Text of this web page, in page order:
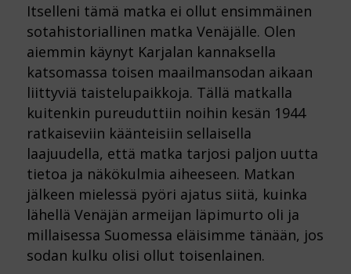
Itselleni tämä matka ei ollut ensimmäinen
sotahistoriallinen matka Venäjälle. Olen
aiemmin käynyt Karjalan kannaksella
katsomassa toisen maailmansodan aikaan
liittyviä taistelupaikkoja. Tällä matkalla
kuitenkin pureuduttiin noihin kesän 1944
ratkaiseviin käänteisiin sellaisella
laajuudella, että matka tarjosi paljon uutta
tietoa ja näkökulmia aiheeseen. Matkan
jälkeen mielessä pyöri ajatus siitä, kuinka
lähellä Venäjän armeijan läpimurto oli ja
millaisessa Suomessa eläisimme tänään, jos
sodan kulku olisi ollut toisenlainen.